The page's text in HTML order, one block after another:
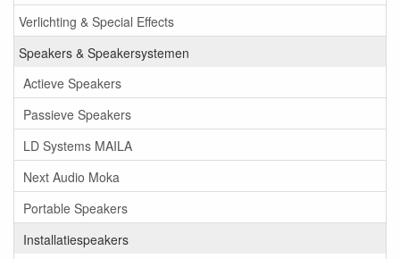
Verlichting & Special Effects
Speakers & Speakersystemen
Actieve Speakers
Passieve Speakers
LD Systems MAILA
Next Audio Moka
Portable Speakers
Installatiespeakers